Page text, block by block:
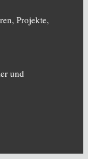
Projekte,
und